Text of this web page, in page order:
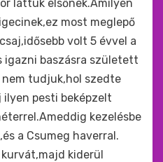
láttuk elsőnek.Amilyen
most meglepő
volt 5 évvel a
igazni baszásra született
tudjuk,hol szedte
ilyen pesti beképzelt
kezelésbe
a Csumeg haverral.
kiderül